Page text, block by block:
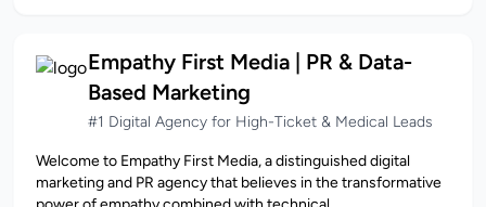
Empathy First Media | PR & Data-
Based Marketing
#1 Digital Agency for High-Ticket & Medical Leads
Welcome to Empathy First Media, a distinguished digital
marketing and PR agency that believes in the transformative